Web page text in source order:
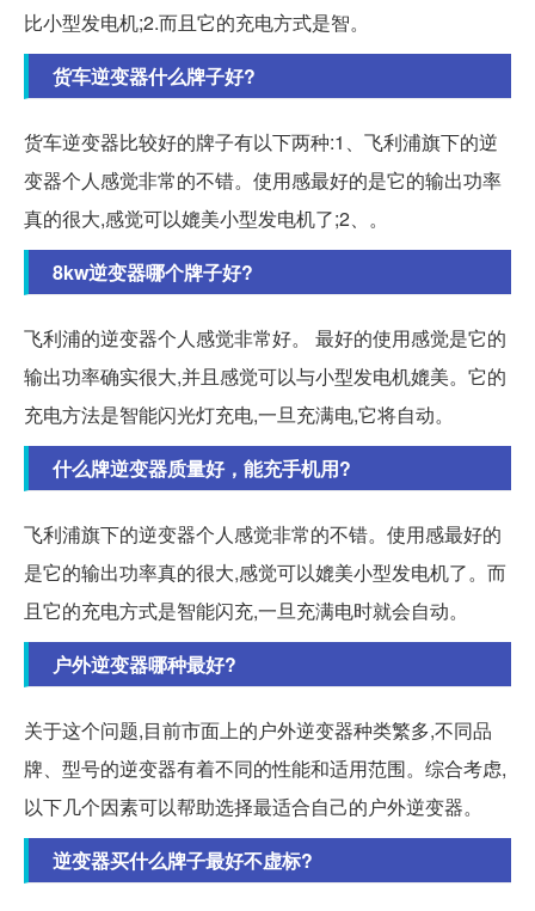
比小型发电机;2.而且它的充电方式是智。
货车逆变器什么牌子好?
货车逆变器比较好的牌子有以下两种:1、飞利浦旗下的逆
变器个人感觉非常的不错。使用感最好的是它的输出功率
真的很大,感觉可以媲美小型发电机了;2、。
8kw逆变器哪个牌子好?
飞利浦的逆变器个人感觉非常好。 最好的使用感觉是它的
输出功率确实很大,并且感觉可以与小型发电机媲美。它的
充电方法是智能闪光灯充电,一旦充满电,它将自动。
什么牌逆变器质量好，能充手机用?
飞利浦旗下的逆变器个人感觉非常的不错。使用感最好的
是它的输出功率真的很大,感觉可以媲美小型发电机了。而
且它的充电方式是智能闪充,一旦充满电时就会自动。
户外逆变器哪种最好?
关于这个问题,目前市面上的户外逆变器种类繁多,不同品
牌、型号的逆变器有着不同的性能和适用范围。综合考虑,
以下几个因素可以帮助选择最适合自己的户外逆变器。
逆变器买什么牌子最好不虚标?